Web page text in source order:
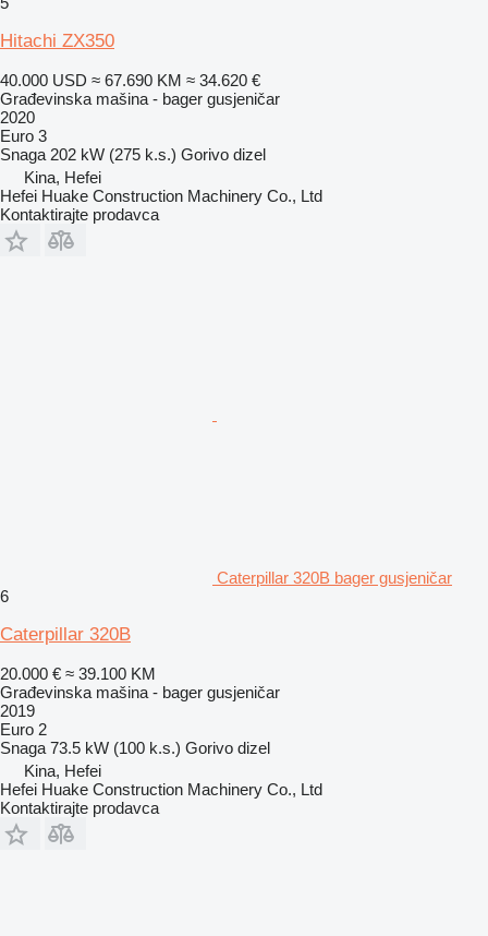
Hitachi ZX350
40.000 USD ≈ 67.690 KM ≈ 34.620 €
Građevinska mašina - bager gusjeničar
2020
Euro 3
Snaga 202 kW (275 k.s.) Gorivo dizel
Kina, Hefei
Hefei Huake Construction Machinery Co., Ltd
Kontaktirajte prodavca
Caterpillar 320B bager gusjeničar
6
Caterpillar 320B
20.000 € ≈ 39.100 KM
Građevinska mašina - bager gusjeničar
2019
Euro 2
Snaga 73.5 kW (100 k.s.) Gorivo dizel
Kina, Hefei
Hefei Huake Construction Machinery Co., Ltd
Kontaktirajte prodavca